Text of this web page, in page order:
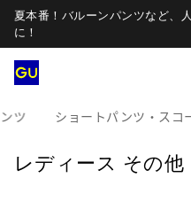
夏本番！バルーンパンツなど、
に！
ツ ショートパンツ・スコ
レディース その他